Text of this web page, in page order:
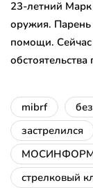
23-летний Марк
оружия. Парень
помощи.
mibrf
застрелился
стрелковый